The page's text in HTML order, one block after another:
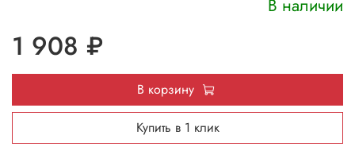
В наличии
1 908 ₽
В корзину
Купить в 1 клик